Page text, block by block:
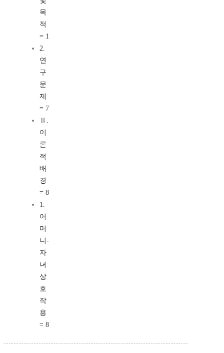
목
적
= 1
2.
연
구
문
제
= 7
Ⅱ.
이
론
적
배
경
= 8
1.
어
머
니-
자
녀
상
호
작
용
= 8